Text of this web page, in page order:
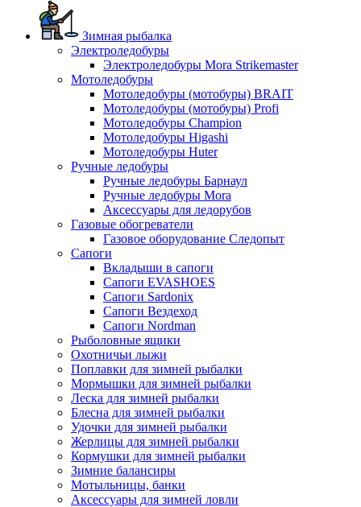
Зимная рыбалка
Электроледобуры
Электроледобуры Mora Strikemaster
Мотоледобуры
Мотоледобуры (мотобуры) BRAIT
Мотоледобуры (мотобуры) Profi
Мотоледобуры Champion
Мотоледобуры Higashi
Мотоледобуры Huter
Ручные ледобуры
Ручные ледобуры Барнаул
Ручные ледобуры Mora
Аксессуары для ледорубов
Газовые обогреватели
Газовое оборудование Следопыт
Сапоги
Вкладыши в сапоги
Сапоги EVASHOES
Сапоги Sardonix
Сапоги Вездеход
Сапоги Nordman
Рыболовные ящики
Охотничьи лыжи
Поплавки для зимней рыбалки
Мормышки для зимней рыбалки
Леска для зимней рыбалки
Блесна для зимней рыбалки
Удочки для зимней рыбалки
Жерлицы для зимней рыбалки
Кормушки для зимней рыбалки
Зимние балансиры
Мотыльницы, банки
Аксессуары для зимней ловли